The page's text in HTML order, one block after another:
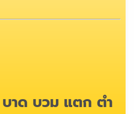
าด บวม แตก ตำ